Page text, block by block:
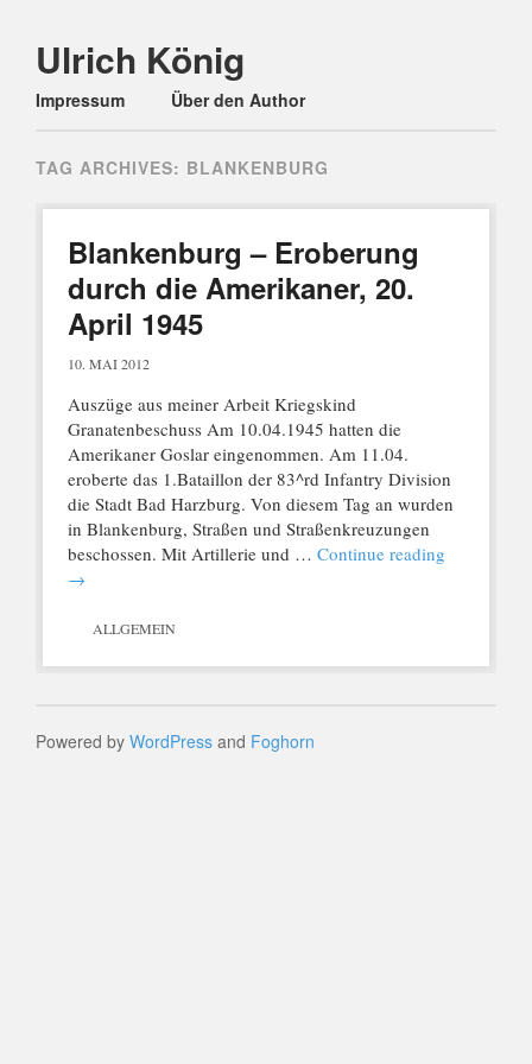
Ulrich König
Main menu
Skip
Impressum Über den Author
TAG ARCHIVES: BLANKENBURG
Blankenburg – Eroberung
durch die Amerikaner, 20.
April 1945
10. MAI 2012
Auszüge aus meiner Arbeit Kriegskind
Granatenbeschuss Am 10.04.1945 hatten die
Amerikaner Goslar eingenommen. Am 11.04.
eroberte das 1.Bataillon der 83^rd Infantry Division
die Stadt Bad Harzburg. Von diesem Tag an wurden
in Blankenburg, Straßen und Straßenkreuzungen
beschossen. Mit Artillerie und … Continue reading
→
ALLGEMEIN
Powered by WordPress and Foghorn